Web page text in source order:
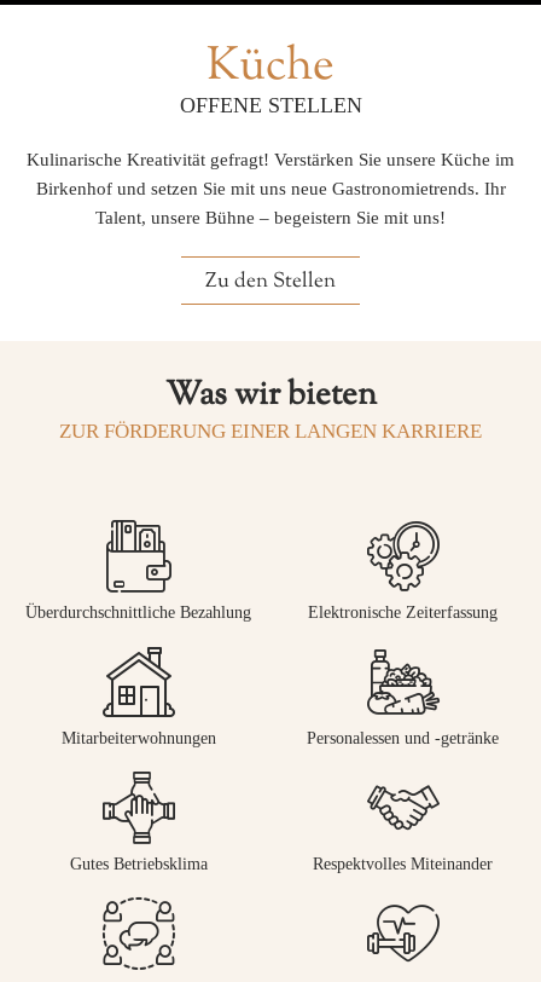
Küche
OFFENE STELLEN
Kulinarische Kreativität gefragt! Verstärken Sie unsere Küche im
Birkenhof und setzen Sie mit uns neue Gastronomietrends. Ihr
Talent, unsere Bühne – begeistern Sie mit uns!
Zu den Stellen
Was wir bieten
ZUR FÖRDERUNG EINER LANGEN KARRIERE
Überdurchschnittliche Bezahlung Elektronische Zeiterfassung
Mitarbeiterwohnungen Personalessen und -getränke
Gutes Betriebsklima Respektvolles Miteinander